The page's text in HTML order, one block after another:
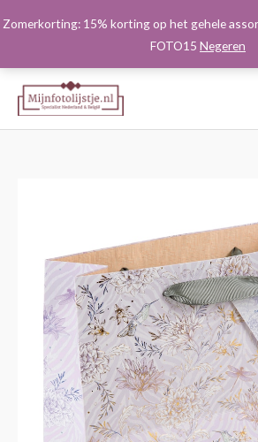
Zomerkorting: 15% korting op het gehele
FOTO15 Negeren
naar